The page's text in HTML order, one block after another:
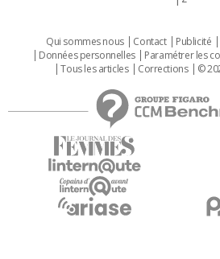
Qui sommes nous Contact Publicité
Données personnelles
Paramétrer les
Tous les articles
Corrections ©